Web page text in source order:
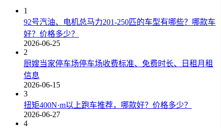
1
92号汽油、电机总马力201-250匹的车型有哪些？哪款车
好？价格多少？
2026-06-25
2
厨嫂当家停车场停车场收费标准、免费时长、日租月租
信息
2026-06-15
3
扭矩400N·m以上跑车推荐，哪款好？价格多少？
2026-06-27
4